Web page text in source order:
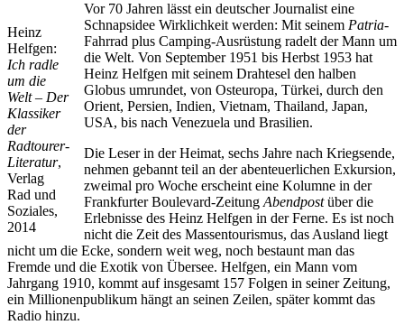
Heinz
Helfgen:
Ich radle
um die
Welt – Der
Klassiker
der
Radtourer-
Literatur,
Verlag
Rad und
Soziales,
2014
Vor 70 Jahren lässt ein deutscher Journalist eine
Schnapsidee Wirklichkeit werden: Mit seinem Patria-
Fahrrad plus Camping-Ausrüstung radelt der Mann um
die Welt. Von September 1951 bis Herbst 1953 hat
Heinz Helfgen mit seinem Drahtesel den halben
Globus umrundet, von Osteuropa, Türkei, durch den
Orient, Persien, Indien, Vietnam, Thailand, Japan,
USA, bis nach Venezuela und Brasilien.
Die Leser in der Heimat, sechs Jahre nach Kriegsende,
nehmen gebannt teil an der abenteuerlichen Exkursion,
zweimal pro Woche erscheint eine Kolumne in der
Frankfurter Boulevard-Zeitung Abendpostüber die
Erlebnisse des Heinz Helfgen in der Ferne. Es ist noch
nicht die Zeit des Massentourismus, das Ausland liegt
nicht um die Ecke, sondern weit weg, noch bestaunt man das
Fremde und die Exotik von Übersee. Helfgen, ein Mann vom
Jahrgang 1910, kommt auf insgesamt 157 Folgen in seiner Zeitung,
ein Millionenpublikum hängt an seinen Zeilen, später kommt das
Radio hinzu.